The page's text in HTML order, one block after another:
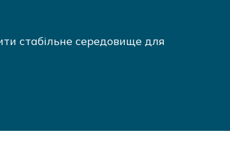
стабільне середовище для